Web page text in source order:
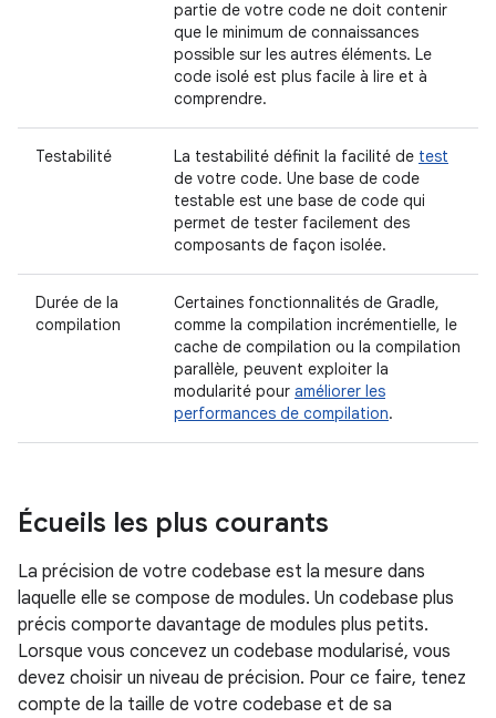
partie de votre code ne doit contenir
que le minimum de connaissances
possible sur les autres éléments. Le
code isolé est plus facile à lire et à
comprendre.
Testabilité La testabilité définit la facilité de test
de votre code. Une base de code
testable est une base de code qui
permet de tester facilement des
composants de façon isolée.
Durée de la
compilation
Certaines fonctionnalités de Gradle,
comme la compilation incrémentielle, le
cache de compilation ou la compilation
parallèle, peuvent exploiter la
modularité pour améliorer les
performances de compilation.
Écueils les plus courants
La précision de votre codebase est la mesure dans
laquelle elle se compose de modules. Un codebase plus
précis comporte davantage de modules plus petits.
Lorsque vous concevez un codebase modularisé, vous
devez choisir un niveau de précision. Pour ce faire, tenez
compte de la taille de votre codebase et de sa